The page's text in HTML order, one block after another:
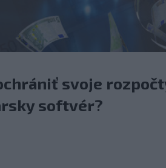
svoje
softvér?